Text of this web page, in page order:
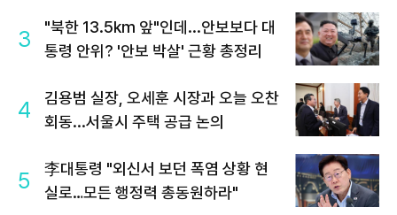
3
"북한 13.5km 앞"인데...안보보다 대
통령 안위? '안보 박살' 근황 총정리
4
김용범 실장, 오세훈 시장과 오늘 오찬
회동...서울시 주택 공급 논의
5
李대통령 "외신서 보던 폭염 상황 현
실로…모든 행정력 총동원하라"